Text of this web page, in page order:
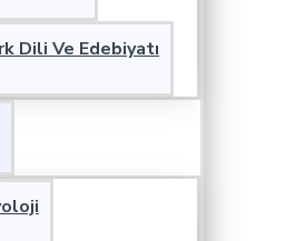
Dili Ve Edebiyatı